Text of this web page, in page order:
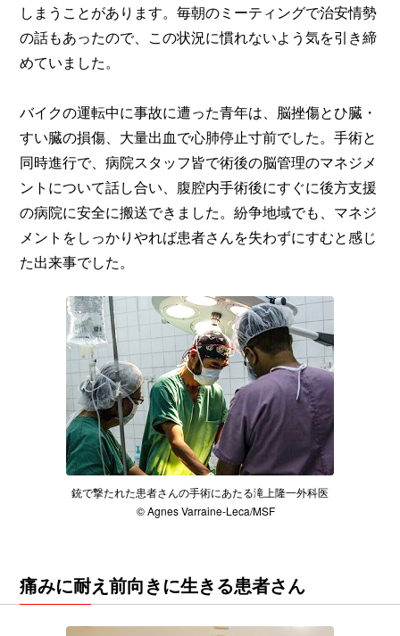
銃で撃たれた患者さんの手術にあたる滝上隆一外科医
© Agnes Varraine-Leca/MSF
しまうことがあります。毎朝のミーティングで治安情勢
の話もあったので、この状況に慣れないよう気を引き締
めていました。
バイクの運転中に事故に遭った青年は、脳挫傷とひ臓・
すい臓の損傷、大量出血で心肺停止寸前でした。手術と
同時進行で、病院スタッフ皆で術後の脳管理のマネジメ
ントについて話し合い、腹腔内手術後にすぐに後方支援
の病院に安全に搬送できました。紛争地域でも、マネジ
メントをしっかりやれば患者さんを失わずにすむと感じ
た出来事でした。
痛みに耐え前向きに生きる患者さん